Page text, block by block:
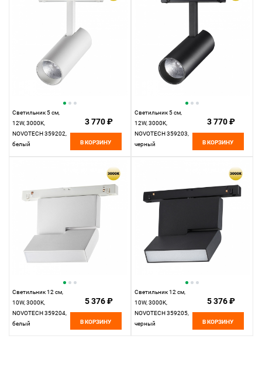
Светильник 5 см,
12W, 3000K,
NOVOTECH 359202,
белый
3 770 ₽
В КОРЗИНУ
Светильник 5 см,
12W, 3000K,
NOVOTECH 359203,
черный
3 770 ₽
В КОРЗИНУ
Светильник 12 см,
10W, 3000K,
NOVOTECH 359204,
белый
5 376 ₽
В КОРЗИНУ
Светильник 12 см,
10W, 3000K,
NOVOTECH 359205,
черный
5 376 ₽
В КОРЗИНУ